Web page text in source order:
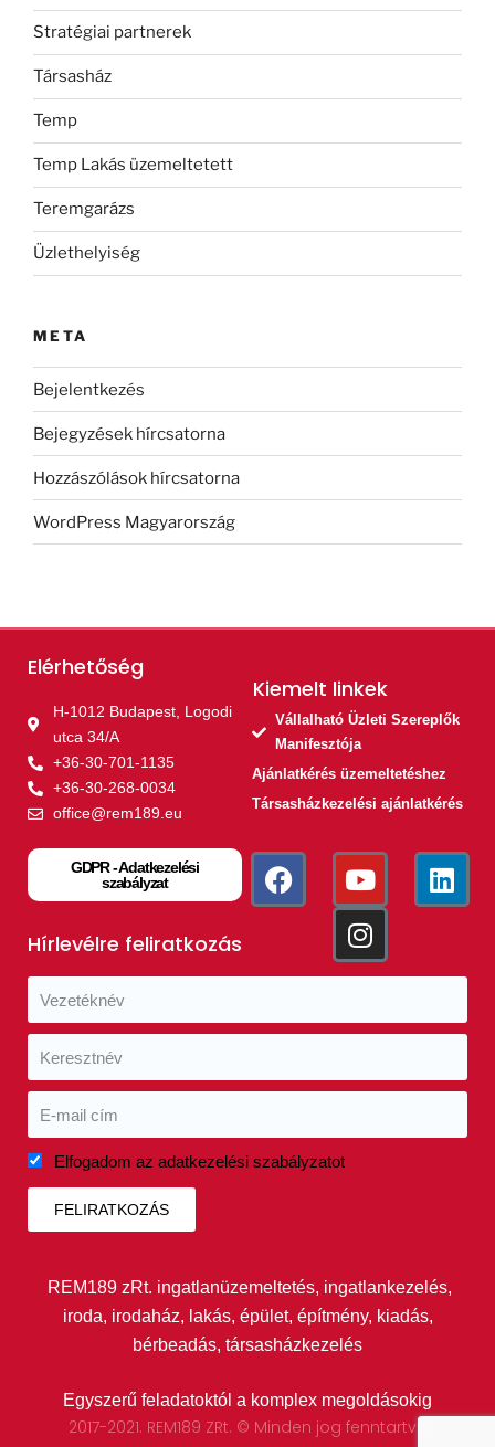
Stratégiai partnerek
Társasház
Temp
Temp Lakás üzemeltetett
Teremgarázs
Üzlethelyiség
META
Bejelentkezés
Bejegyzések hírcsatorna
Hozzászólások hírcsatorna
WordPress Magyarország
Elérhetőség
H-1012 Budapest, Logodi
utca 34/A
+36-30-701-1135
+36-30-268-0034
office@rem189.eu
GDPR - Adatkezelési
szabályzat
Kiemelt linkek​
Vállalható Üzleti Szereplők
Manifesztója
Ajánlatkérés üzemeltetéshez
Társasházkezelési ajánlatkérés
Hírlevélre feliratkozás
Elfogadom az adatkezelési szabályzatot
FELIRATKOZÁS
REM189 zRt. ingatlanüzemeltetés, ingatlankezelés,
iroda, irodaház, lakás, épület, építmény, kiadás,
bérbeadás, társasházkezelés
Egyszerű feladatoktól a komplex megoldásokig
2017-2021. REM189 ZRt. © Minden jog fenntartva